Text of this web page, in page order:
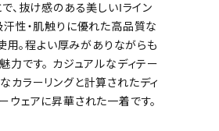
、抜け感のある美しいIライン
汗性・肌触りに優れた高品質な
用。程よい厚みがありながらも
力です。 カジュアルなディテー
カラーリングと計算されたディ
ウェアに昇華された一着です。